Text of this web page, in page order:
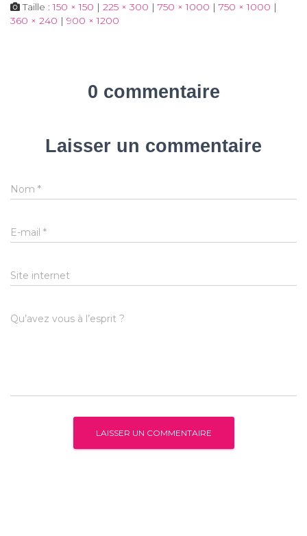
Taille :150 × 150 | 225 × 300 | 750 × 1000 | 750 × 1000 |
360 × 240 | 900 × 1200
0 commentaire
Laisser un commentaire
Nom *
E-mail *
Site internet
Qu’avez vous à l’esprit ?